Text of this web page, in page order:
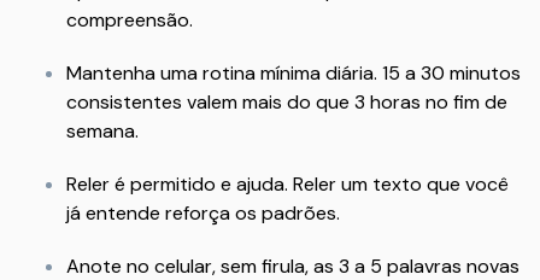
compreensão.
Mantenha uma rotina mínima diária. 15 a 30 minutos
consistentes valem mais do que 3 horas no fim de
semana.
Reler é permitido e ajuda. Reler um texto que você
já entende reforça os padrões.
Anote no celular, sem firula, as 3 a 5 palavras novas